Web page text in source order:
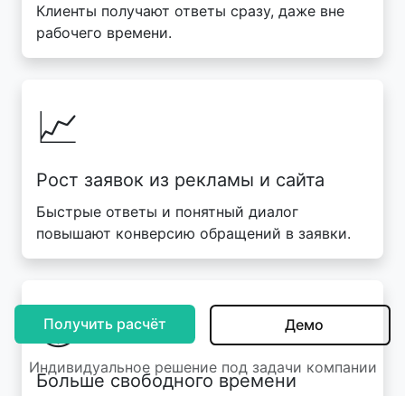
Клиенты получают ответы сразу, даже вне
рабочего времени.
📈
Рост заявок из рекламы и сайта
Быстрые ответы и понятный диалог
повышают конверсию обращений в заявки.
🕓
Больше свободного времени
Получить расчёт Демо
Индивидуальное решение под задачи компании